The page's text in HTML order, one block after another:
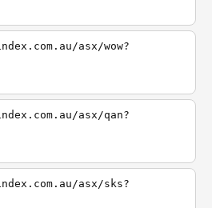
asx/wow?
asx/qan?
asx/sks?